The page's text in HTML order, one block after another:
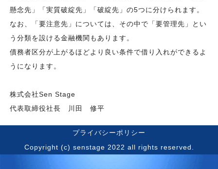
懸念先」「実質破綻先」「破綻先」の5つに分けられます。
なお、「要注意先」については、その中で「要管理先」とい
う分類を設ける金融機関もあります。
債務者区分が上がるほどより良い条件で借り入れができるよ
うになります。
株式会社Sen Stage
代表取締役社長 川田 修平
プライバシーポリシー
Copyright (c) senstage 2022 all rights reserved.